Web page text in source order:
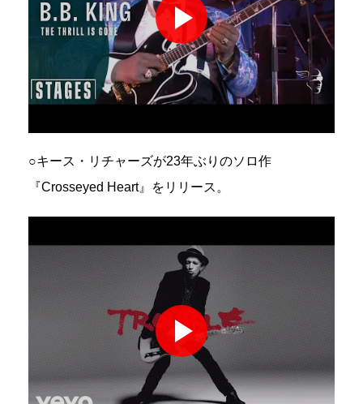
○キース・リチャーズが23年ぶりのソロ作
『Crosseyed Heart』をリリース。